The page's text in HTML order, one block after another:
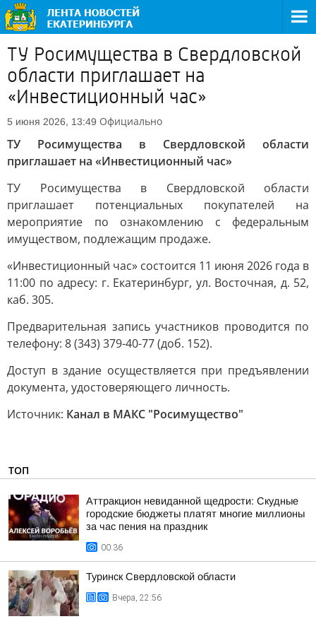
ТУ Росимущества в Свердловской
области приглашает на
«Инвестиционный час»
5 июня 2026, 13:49 Официально
ТУ Росимущества в Свердловской области
приглашает на «Инвестиционный час»
ТУ Росимущества в Свердловской области
приглашает потенциальных покупателей на
мероприятие по ознакомлению с федеральным
имуществом, подлежащим продаже.
«Инвестиционный час» состоится 11 июня 2026 года в
11:00 по адресу: г. Екатеринбург, ул. Восточная, д. 52,
каб. 305.
Предварительная запись участников проводится по
телефону: 8 (343) 379-40-77 (доб. 152).
Доступ в здание осуществляется при предъявлении
документа, удостоверяющего личность.
Источник: Канал в МАКС "Росимущество"
ТОП
Аттракцион невиданной щедрости: Скудные
городские бюджеты платят многие миллионы
за час пения на праздник
00:36
Туринск Свердловской области
Вчера, 22:56